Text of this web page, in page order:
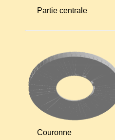
Partie centrale
Couronne